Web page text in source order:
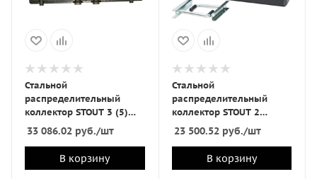
Стальной
распределительный
коллектор STOUT 3 (5)
отопительных контура в
теплоизоляции DN25
33 086.02 руб./шт
В корзину
Стальной
распределительный
коллектор STOUT 2
отопительных контура в
теплоизоляции DN 25
23 500.52руб./шт
В корзину